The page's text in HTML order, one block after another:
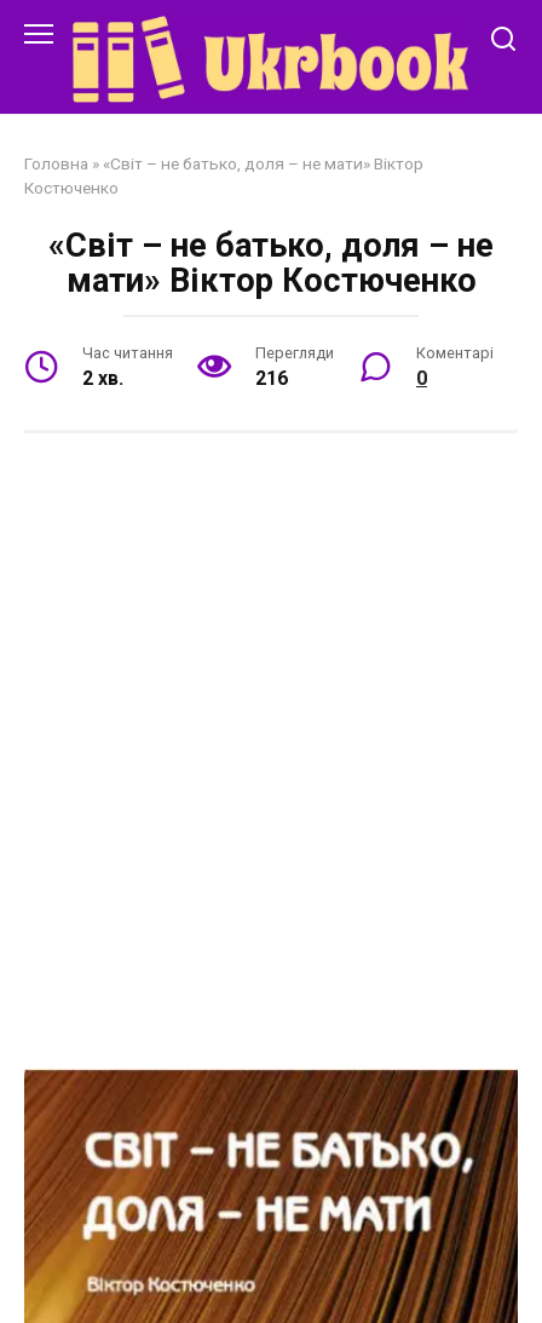
Головна » «Світ – не батько, доля – не мати» Віктор
Костюченко
«Світ – не батько, доля – не
мати» Віктор Костюченко
Час читання
2 хв.
Перегляди
216
Коментарі
0